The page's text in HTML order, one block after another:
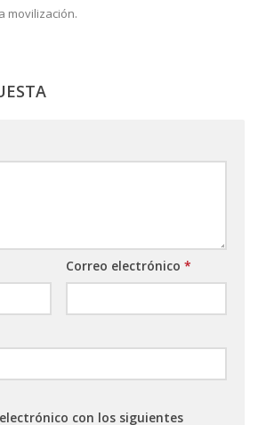
movilización.
Correo electrónico *
con los siguientes